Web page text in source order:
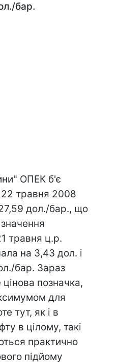
бар.
ОПЕК б'є
травня 2008
дол./бар., що
травня ц.р.
на 3,43 дол. і
бар. Зараз
позначка,
для
тут, як і в
в цілому, такі
практично
підйому